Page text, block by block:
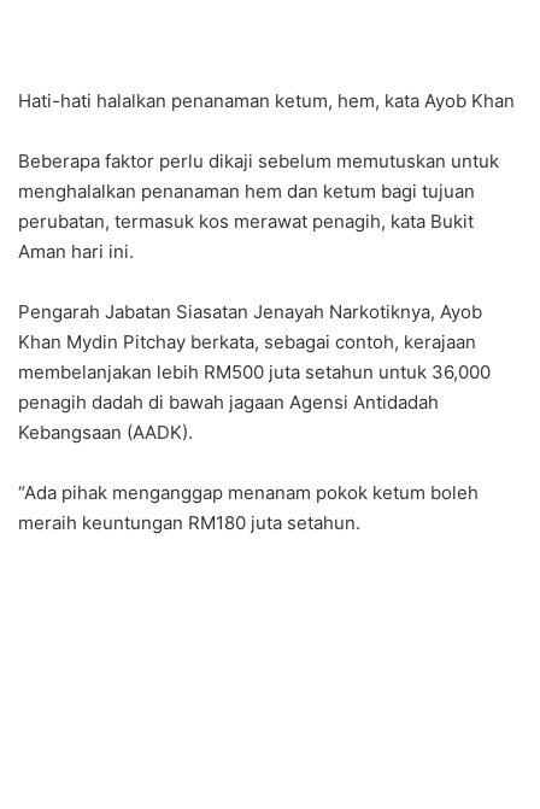
Hati-hati halalkan penanaman ketum, hem, kata Ayob Khan
Beberapa faktor perlu dikaji sebelum memutuskan untuk
menghalalkan penanaman hem dan ketum bagi tujuan
perubatan, termasuk kos merawat penagih, kata Bukit
Aman hari ini.
Pengarah Jabatan Siasatan Jenayah Narkotiknya, Ayob
Khan Mydin Pitchay berkata, sebagai contoh, kerajaan
membelanjakan lebih RM500 juta setahun untuk 36,000
penagih dadah di bawah jagaan Agensi Antidadah
Kebangsaan (AADK).
“Ada pihak menganggap menanam pokok ketum boleh
meraih keuntungan RM180 juta setahun.